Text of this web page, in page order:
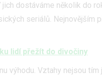
dostáváme několik do
seriálů. Nejnovějším
lidí přežít do divočiny
výhodu. Vztahy nejsou tím